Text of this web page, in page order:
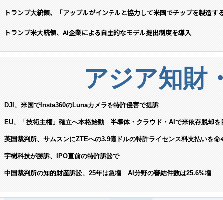
トランプ大統領、「アップルがインテルと協力して米国でチップを製造す
トランプ米大統領、AI企業による自主的なモデル提出制度を導入
アジア知財
DJI、米国でInsta360のLunaカメラを特許侵害で提訴
EU、「技術主権」確立へ本格始動 半導体・クラウド・AIで米依存脱却を
英国裁判所、サムスンにZTEへの3.9億ドルの特許ライセンス料支払いを命
宇樹科技が勝訴、IPO直前の特許訴訟で
中国裁判所の知的財産訴訟、25年は急増 AI分野の審結件数は25.6%増